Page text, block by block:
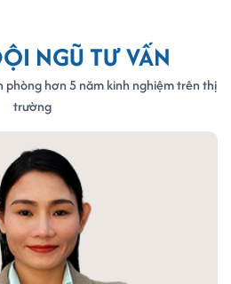
NGŨ TƯ VẤN
hơn 5 năm kinh nghiệm trên thị
trường